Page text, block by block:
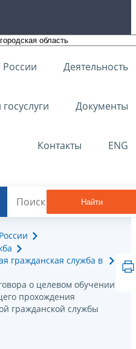
Деятельность
Документы
Контакты ENG
Найти
гражданская служба в
о целевом обучении
прохождения
гражданской службы